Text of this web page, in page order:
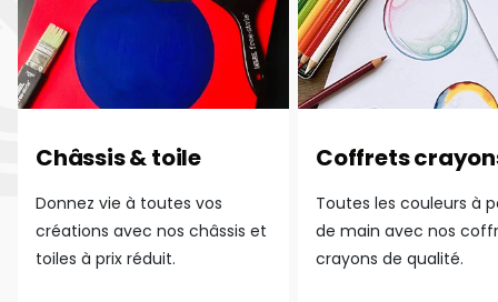
Châssis & toile
Donnez vie à toutes vos
créations avec nos châssis et
toiles à prix réduit.
Coffrets
Toutes les couleurs à
de main avec nos
crayons de qualité.